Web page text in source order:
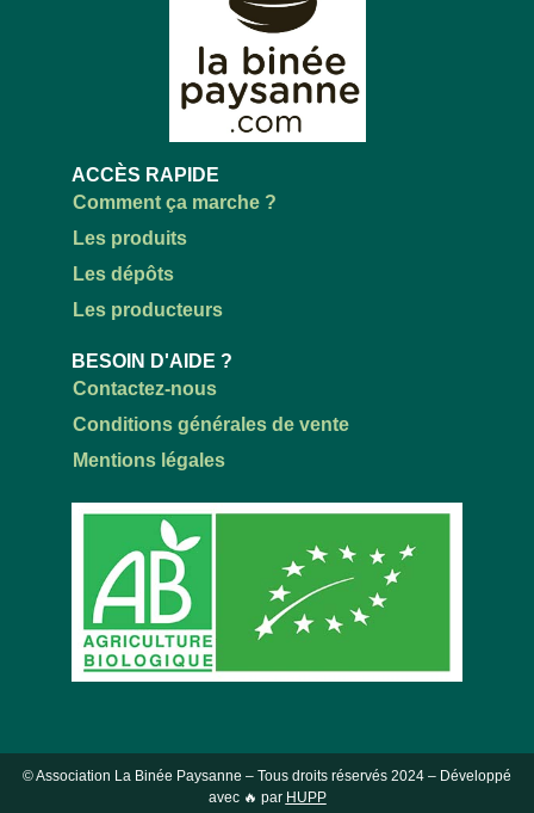
ACCÈS RAPIDE
Comment ça marche ?
Les produits
Les dépôts
Les producteurs
BESOIN D'AIDE ?
Contactez-nous
Conditions générales de vente
Mentions légales
© Association La Binée Paysanne – Tous droits réservés 2024 – Développé
avec 🔥 par HUPP